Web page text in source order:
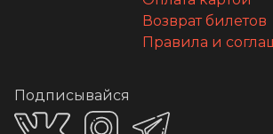
Возврат билетов
Правила и
Подписывайся